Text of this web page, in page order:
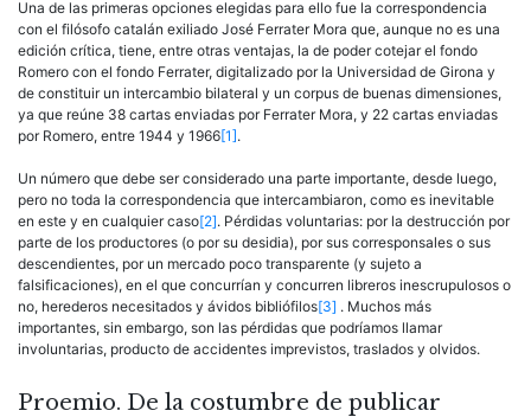
Una de las primeras opciones elegidas para ello fue la correspondencia
con el filósofo catalán exiliado José Ferrater Mora que, aunque no es una
edición crítica, tiene, entre otras ventajas, la de poder cotejar el fondo
Romero con el fondo Ferrater, digitalizado por la Universidad de Girona y
de constituir un intercambio bilateral y un corpus de buenas dimensiones,
ya que reúne 38 cartas enviadas por Ferrater Mora, y 22 cartas enviadas
por Romero, entre 1944 y 1966[1].
Un número que debe ser considerado una parte importante, desde luego,
pero no toda la correspondencia que intercambiaron, como es inevitable
en este y en cualquier caso[2]. Pérdidas voluntarias: por la destrucción por
parte de los productores (o por su desidia), por sus corresponsales o sus
descendientes, por un mercado poco transparente (y sujeto a
falsificaciones), en el que concurrían y concurren libreros inescrupulosos o
no, herederos necesitados y ávidos bibliófilos[3] . Muchos más
importantes, sin embargo, son las pérdidas que podríamos llamar
involuntarias, producto de accidentes imprevistos, traslados y olvidos.
Proemio. De la costumbre de publicar